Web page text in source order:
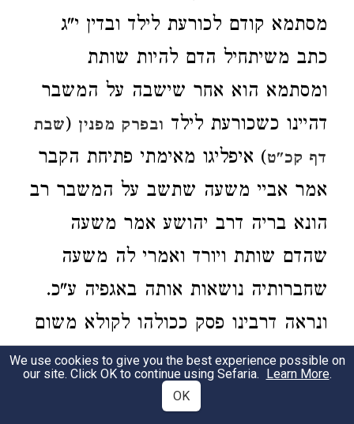
מסתמא קודם לכורעת לילד ובדין י"ג
כתב משיתחיל הדם להיות שותת
ומסתמא הוא אחר שישבה על המשבר
דהיינו כשכורעת לילד ובפרק מפנין (שבת
דף קכ"ט) איפליגו מאימתי פתיחת הקבר
אמר אביי משעה שתשב על המשבר רב
הונא בריה דרב יהושע אמר משעה
שהדם שותת ויורד ואמרי לה משעה
שחברותיה נושאות אותה באגפיה ע"כ.
ונראה דרבינו פסק ככולהו לקולא משום
דהוי ספק נפשות ולקולא וכדאיתא התם
גבי אמרה צריכה אני וכו' ואם כן צריך
We use cookies to give you the best experience possible on
our site. Click OK to continue using Sefaria. Learn More.
OK